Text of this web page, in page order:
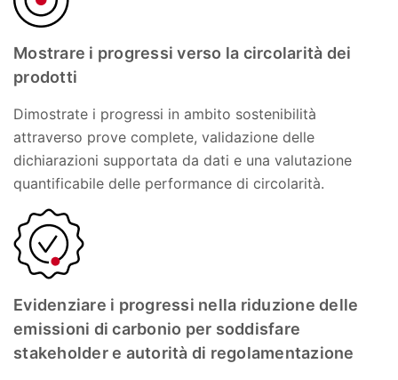
Mostrare i progressi verso la circolarità dei
prodotti
Dimostrate i progressi in ambito sostenibilità
attraverso prove complete, validazione delle
dichiarazioni supportata da dati e una valutazione
quantificabile delle performance di circolarità.
Evidenziare i progressi nella riduzione delle
emissioni di carbonio per soddisfare
stakeholder e autorità di regolamentazione